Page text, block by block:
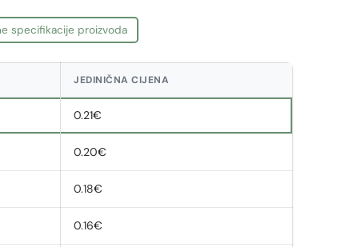
specifikacije proizvoda
JEDINIČNA CIJENA
0.21€
0.20€
0.18€
0.16€